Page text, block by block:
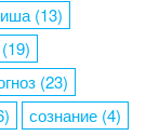
(13)
(19)
(23)
сознание (4)